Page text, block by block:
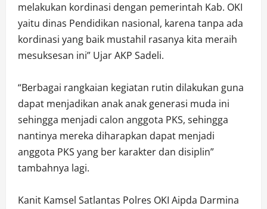
melakukan kordinasi dengan pemerintah Kab. OKI
yaitu dinas Pendidikan nasional, karena tanpa ada
kordinasi yang baik mustahil rasanya kita meraih
mesuksesan ini” Ujar AKP Sadeli.
“Berbagai rangkaian kegiatan rutin dilakukan guna
dapat menjadikan anak anak generasi muda ini
sehingga menjadi calon anggota PKS, sehingga
nantinya mereka diharapkan dapat menjadi
anggota PKS yang ber karakter dan disiplin”
tambahnya lagi.
Kanit Kamsel Satlantas Polres OKI Aipda Darmina